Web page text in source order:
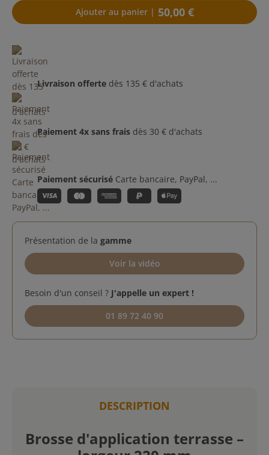
Ajouter au panier | 50,00 €
Livraison offerte dès 135 € d'achats
Paiement 4x sans frais dès 30 € d'achats
Paiement sécurisé Carte bancaire, PayPal, ...
Présentation de la gamme
Voir la vidéo
Besoin d'un conseil ? J'appelle un expert !
01 89 72 40 90
DESCRIPTION
Brosse d'application terrasse –